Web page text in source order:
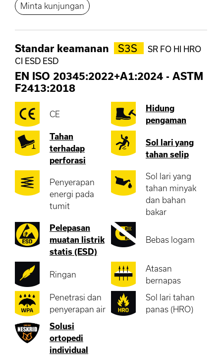
Minta kunjungan
Standar keamanan S3S
SR FO HI HRO
CI ESD ESD
EN ISO 20345:2022+A1:2024 - ASTM
F2413:2018
CE
Hidung
pengaman
Tahan
terhadap
perforasi
Sol lari yang
tahan selip
Penyerapan
energi pada
tumit
Sol lari yang
tahan minyak
dan bahan
bakar
Pelepasan
muatan listrik
statis (ESD)
Bebas logam
Ringan
Atasan
bernapas
Penetrasi dan
penyerapan air
Sol lari tahan
panas (HRO)
Solusi
ortopedi
individual